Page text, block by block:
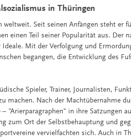
in Thüringen
Seit seinen Anfängen steht er
einen Teil seiner Popularität aus. Der
Mit der Verfolgung und
begangen, die Entwicklung des
Spieler, Trainer, Journalisten,
machen. Nach der Machtübernahme
"Arierparagraphen" in ihre Satzungen
zum Ort der Selbstbehauptung und
vervielfachten sich. Auch in